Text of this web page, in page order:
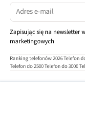
Zapisując się na newsletter
marketingowych
Ranking telefonów 2026Telefon
Telefon do 2500Telefon do 3000